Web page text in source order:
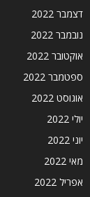
דצמבר 2022
נובמבר 2022
אוקטובר 2022
ספטמבר 2022
אוגוסט 2022
יולי 2022
יוני 2022
מאי 2022
אפריל 2022